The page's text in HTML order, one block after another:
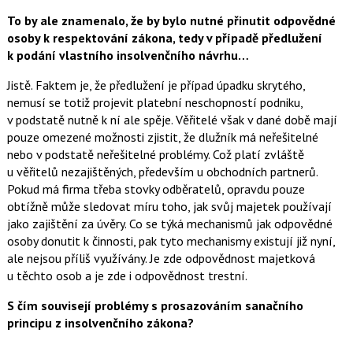
To by ale znamenalo, že by bylo nutné přinutit odpovědné
osoby k respektování zákona, tedy v případě předlužení
k podání vlastního insolvenčního návrhu…
Jistě. Faktem je, že předlužení je případ úpadku skrytého,
nemusí se totiž projevit platební neschopností podniku,
v podstatě nutně k ní ale spěje. Věřitelé však v dané době mají
pouze omezené možnosti zjistit, že dlužník má neřešitelné
nebo v podstatě neřešitelné problémy. Což platí zvláště
u věřitelů nezajištěných, především u obchodních partnerů.
Pokud má firma třeba stovky odběratelů, opravdu pouze
obtížně může sledovat míru toho, jak svůj majetek používají
jako zajištění za úvěry. Co se týká mechanismů jak odpovědné
osoby donutit k činnosti, pak tyto mechanismy existují již nyní,
ale nejsou příliš využívány. Je zde odpovědnost majetková
u těchto osob a je zde i odpovědnost trestní.
S čím souvisejí problémy s prosazováním sanačního
principu z insolvenčního zákona?